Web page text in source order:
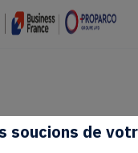
soucions de